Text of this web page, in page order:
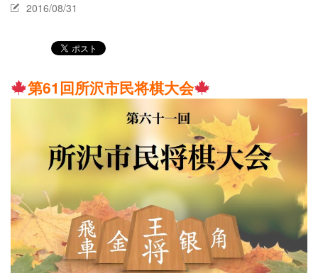
2016/08/31
第61回所沢市民将棋大会